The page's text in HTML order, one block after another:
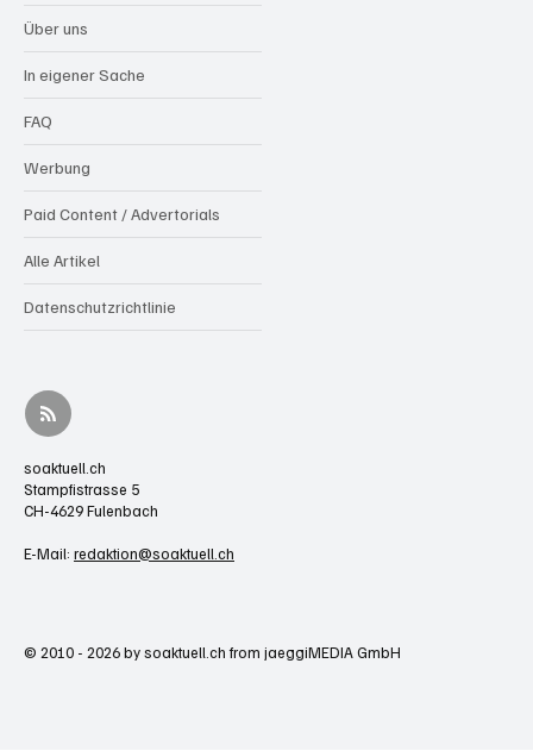
Über uns
In eigener Sache
FAQ
Werbung
Paid Content / Advertorials
Alle Artikel
Datenschutzrichtlinie
soaktuell.ch
Stampfistrasse 5
CH-4629 Fulenbach
E-Mail: redaktion@soaktuell.ch
© 2010 - 2026 by soaktuell.ch from jaeggiMEDIA GmbH